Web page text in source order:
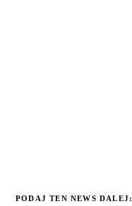
PODAJ TEN NEWS DALEJ: